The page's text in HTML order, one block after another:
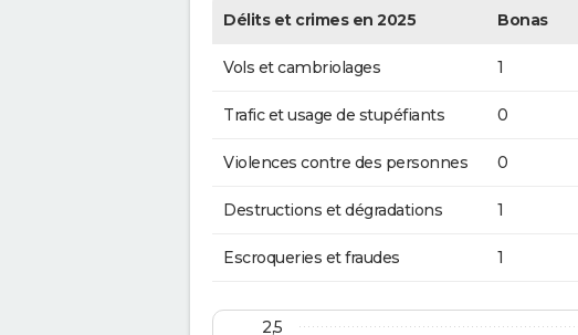
Délits et crimes en 2025 Bonas
Vols et cambriolages 1
Trafic et usage de stupéfiants 0
Violences contre des personnes 0
Destructions et dégradations 1
Escroqueries et fraudes 1
2,5